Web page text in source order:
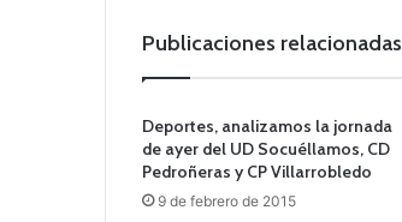
Publicaciones relacionadas
Deportes, analizamos la jornada
de ayer del UD Socuéllamos, CD
Pedroñeras y CP Villarrobledo
9 de febrero de 2015